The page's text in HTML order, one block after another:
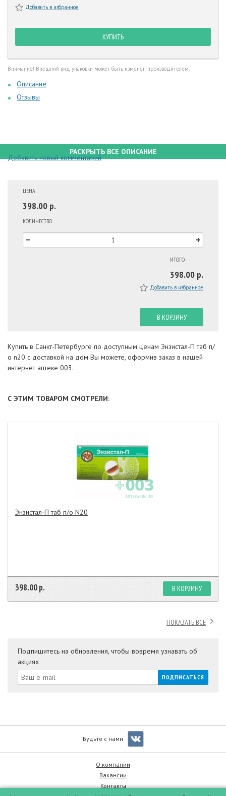
Добавить в избранное
КУПИТЬ
Внимание! Внешний вид упаковки может быть изменен производителем.
Описание
Отзывы
РАСКРЫТЬ ВСЕ ОПИСАНИЕ
Добавить новый комментарий
ЦЕНА
398.00 р.
КОЛИЧЕСТВО
ИТОГО
398.00 р.
Добавить в избранное
В КОРЗИНУ
Купить в Санкт-Петербурге по доступным ценам Энзистал-П таб п/
о n20 с доставкой на дом Вы можете, оформив заказ в нашей
интернет аптеке 003.
С ЭТИМ ТОВАРОМ СМОТРЕЛИ:
Энзистал-П таб п/о N20
398.00 р. В КОРЗИНУ
ПОКАЗАТЬ ВСЕ
Подпишитесь на обновления, чтобы вовремя узнавать об
акциях
Будьте с нами
О компании
Вакансии
Контакты